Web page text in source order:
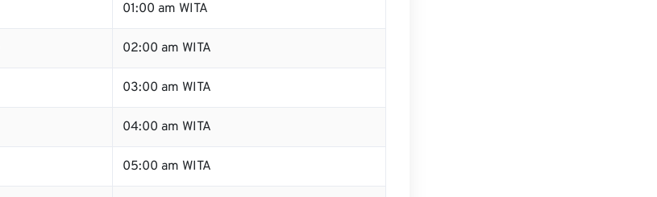
01:00 am WITA
02:00 am WITA
03:00 am WITA
04:00 am WITA
05:00 am WITA